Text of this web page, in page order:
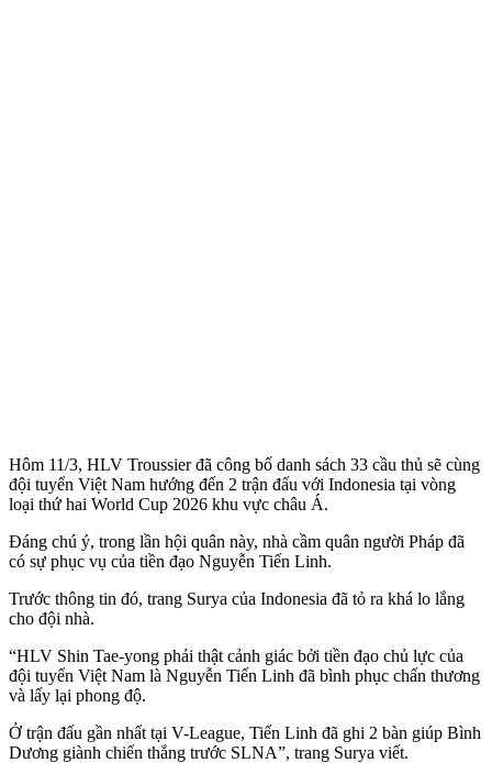
Hôm 11/3, HLV Troussier đã công bố danh sách 33 cầu thủ sẽ cùng
đội tuyển Việt Nam hướng đến 2 trận đấu với Indonesia tại vòng
loại thứ hai World Cup 2026 khu vực châu Á.
Đáng chú ý, trong lần hội quân này, nhà cầm quân người Pháp đã
có sự phục vụ của tiền đạo Nguyễn Tiến Linh.
Trước thông tin đó, trang Surya của Indonesia đã tỏ ra khá lo lắng
cho đội nhà.
“HLV Shin Tae-yong phải thật cảnh giác bởi tiền đạo chủ lực của
đội tuyển Việt Nam là Nguyễn Tiến Linh đã bình phục chấn thương
và lấy lại phong độ.
Ở trận đấu gần nhất tại V-League, Tiến Linh đã ghi 2 bàn giúp Bình
Dương giành chiến thắng trước SLNA”, trang Surya viết.